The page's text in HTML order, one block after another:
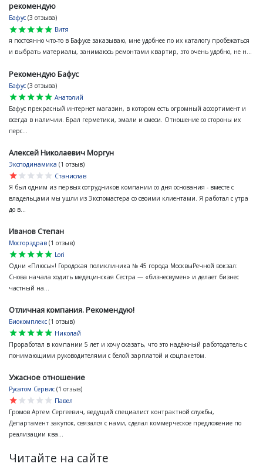
рекомендую
Бафус (3 отзыва)
star
star
star
star
star
Витя
я постоянно что-то в Бафусе заказываю, мне удобнее по их каталогу пробежаться
и выбрать материалы, занимаюсь ремонтами квартир, это очень удобно, не н...
Рекомендую Бафус
Бафус (3 отзыва)
star
star
star
star
star
Анатолий
Бафус прекрасный интернет магазин, в котором есть огромный ассортимент и
всегда в наличии. Брал герметики, эмали и смеси. Отношение со стороны их
перс...
Алексей Николаевич Моргун
Эксподинамика (1 отзыв)
star
star
star
star
star
Станислав
Я был одним из первых сотрудников компании со дня основания - вместе с
владельцами мы ушли из Экспомастера со своими клиентами. Я работал с утра
до в...
Иванов Степан
Мосгорздрав (1 отзыв)
star
star
star
star
star
Lori
Одни «Плюсы»! Городская поликлиника № 45 города МосквыРечной вокзал:
Снова начала ходить медецинская Сестра — «бизнесвумен» и делает бизнес
частный на...
Отличная компания. Рекомендую!
Биокомплекс (1 отзыв)
star
star
star
star
star
Николай
Проработал в компании 5 лет и хочу сказать, что это надёжный работодатель с
понимающими руководителями с белой зарплатой и соцпакетом.
Ужасное отношение
Русатом Сервис (1 отзыв)
star
star
star
star
star
Павел
Громов Артем Сергеевич, ведущий специалист контрактной службы,
Департамент закупок, связался с нами, сделал коммерческое предложение по
реализации ква...
Читайте на сайте